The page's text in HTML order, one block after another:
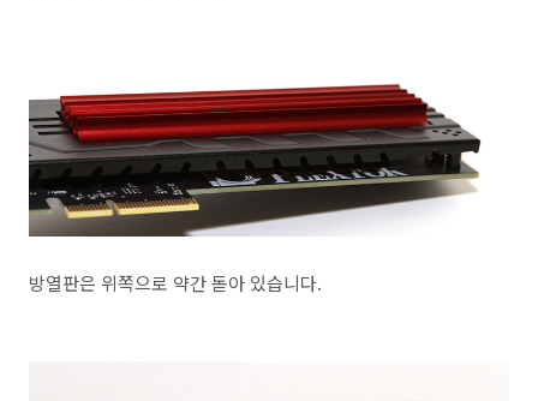
방열판은 위쪽으로 약간 돋아 있습니다.